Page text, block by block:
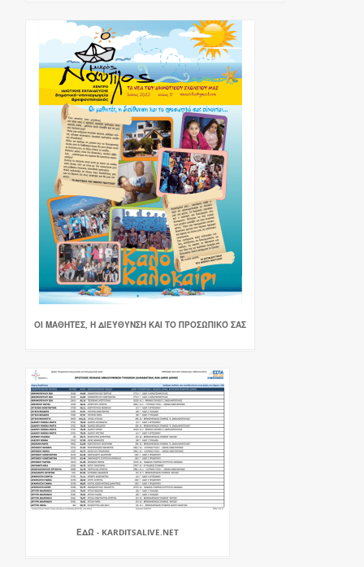
ΟΙ ΜΑΘΗΤΈΣ, Η ΔΙΕΎΘΥΝΣΗ ΚΑΙ ΤΟ ΠΡΟΣΩΠΙΚΌ ΣΑΣ
ΕΔΏ - KARDITSALIVE.NET